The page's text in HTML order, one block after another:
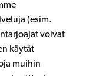
(esim.
voivat
käytät
muihin